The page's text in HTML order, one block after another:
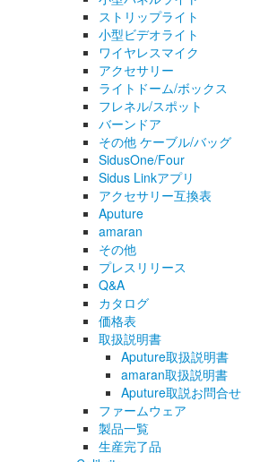
ストリップライト
小型ビデオライト
ワイヤレスマイク
アクセサリー
ライトドーム/ボックス
フレネル/スポット
バーンドア
その他 ケーブル/バッグ
SidusOne/Four
Sidus Linkアプリ
アクセサリー互換表
Aputure
amaran
その他
プレスリリース
Q&A
カタログ
価格表
取扱説明書
Aputure取扱説明書
amaran取扱説明書
Aputure取説お問合せ
ファームウェア
製品一覧
生産完了品